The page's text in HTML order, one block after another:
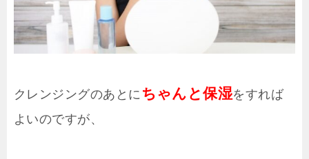
クレンジングのあとに ちゃんと保湿をすれば
よいのですが、